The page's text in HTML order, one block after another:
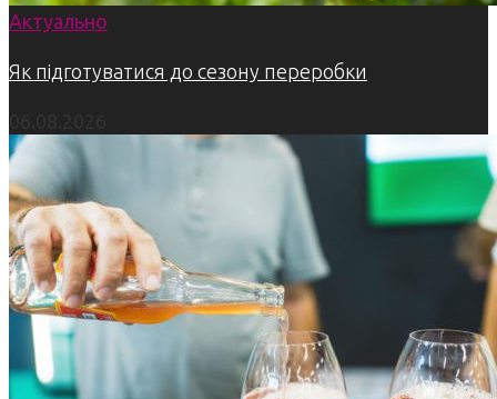
Актуально
Як підготуватися до сезону переробки